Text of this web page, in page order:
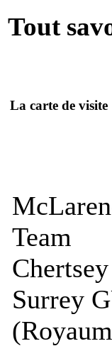
Tout
La carte de visite
Team
Surrey